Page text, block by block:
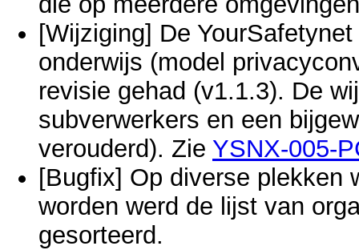
[Wijziging] De
onderwijs (model
revisie gehad (v1.1.3). De
subverwerkers en een
verouderd). Zie YSNX-005-
[Bugfix] Op diverse plekken
worden werd de lijst van
gesorteerd.